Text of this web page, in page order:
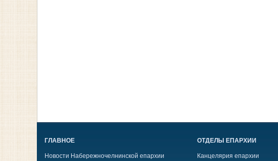
ГЛАВНОЕ
Новости Набережночелнинской епархии
ОТДЕЛЫ ЕПАРХИИ
Канцелярия епархии